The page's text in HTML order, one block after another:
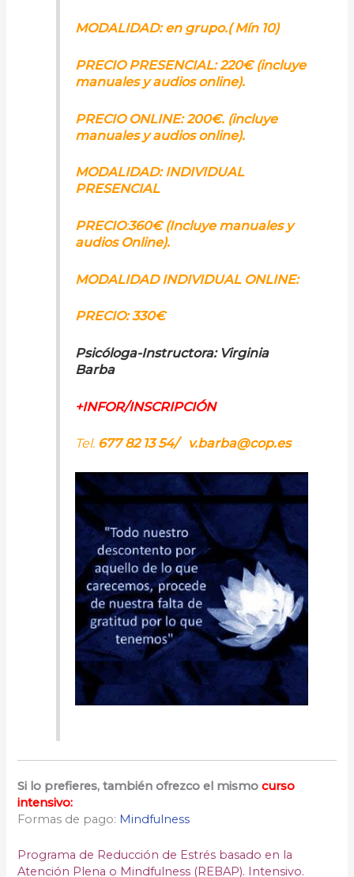
MODALIDAD:en grupo.( Mín 10)
PRECIO PRESENCIAL:220€ (incluye
manuales y audios online).
PRECIO ONLINE: 200€. (incluye
manuales y audios online).
MODALIDAD: INDIVIDUAL
PRESENCIAL
PRECIO:360€ (Incluye manuales y
audios Online).
MODALIDAD INDIVIDUAL ONLINE:
PRECIO: 330€
Psicóloga-Instructora:Virginia
Barba
+INFOR/INSCRIPCIÓN
Tel. 677 82 13 54/ v.barba@cop.es
Si lo prefieres, también ofrezco el mismocurso
intensivo:
Formas de pago: Mindfulness
Programa de Reducción de Estrés basado en la
Atención Plena o Mindfulness (REBAP). Intensivo.